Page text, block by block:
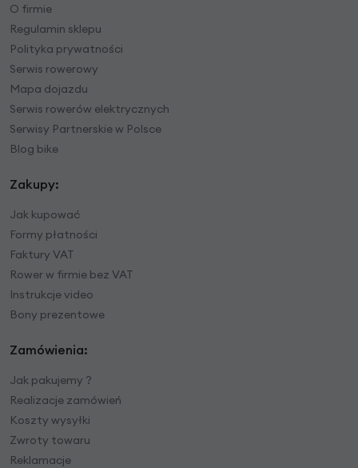
O firmie
Regulamin sklepu
Polityka prywatności
Serwis rowerowy
Mapa dojazdu
Serwis rowerów elektrycznych
Serwisy Partnerskie w Polsce
Blog bike
Zakupy:
Jak kupować
Formy płatności
Faktury VAT
Rower w firmie bez VAT
Instrukcje video
Bony prezentowe
Zamówienia:
Jak pakujemy ?
Realizacje zamówień
Koszty wysyłki
Zwroty towaru
Reklamacje